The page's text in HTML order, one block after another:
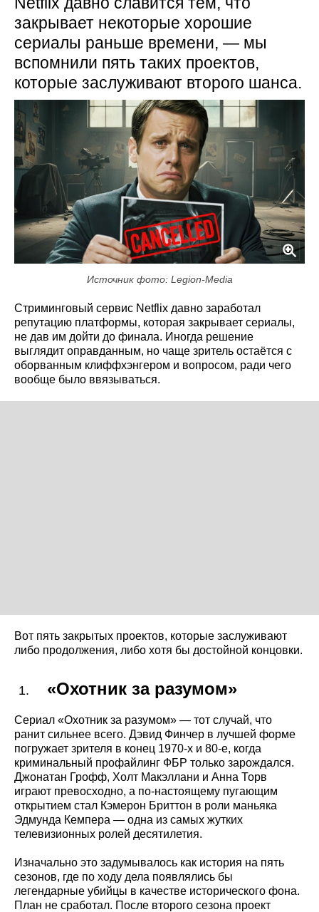
закрывает некоторые хорошие
сериалы раньше времени, — мы
вспомнили пять таких проектов,
которые заслуживают второго шанса.
Источник фото: Legion-Media
Стриминговый сервис Netflix давно заработал
репутацию платформы, которая закрывает сериалы,
не дав им дойти до финала. Иногда решение
выглядит оправданным, но чаще зритель остаётся с
оборванным клиффхэнгером и вопросом, ради чего
вообще было ввязываться.
Вот пять закрытых проектов, которые заслуживают
либо продолжения, либо хотя бы достойной концовки.
«Охотник за разумом»
Сериал «Охотник за разумом» — тот случай, что
ранит сильнее всего. Дэвид Финчер в лучшей форме
погружает зрителя в конец 1970-х и 80-е, когда
криминальный профайлинг ФБР только зарождался.
Джонатан Грофф, Холт Макэллани и Анна Торв
играют превосходно, а по-настоящему пугающим
открытием стал Кэмерон Бриттон в роли маньяка
Эдмунда Кемпера — одна из самых жутких
телевизионных ролей десятилетия.
Изначально это задумывалось как история на пять
сезонов, где по ходу дела появлялись бы
легендарные убийцы в качестве исторического фона.
План не сработал. После второго сезона проект